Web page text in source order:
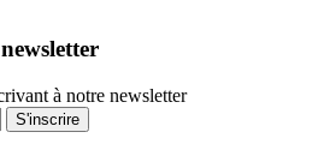
à notre newsletter
S'inscrire